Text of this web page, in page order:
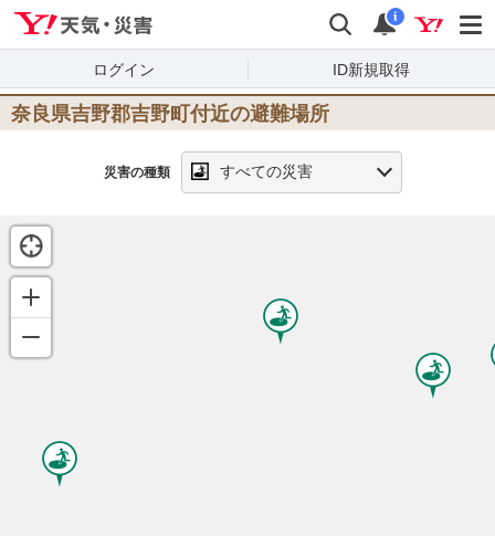
検索 通知
i
ログイン ID新規取得
奈良県吉野郡吉野町 付近の避難場所
災害の種類 すべての災害